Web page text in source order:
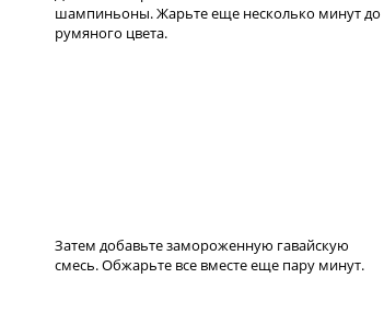
шампиньоны. Жарьте еще несколько минут до
румяного цвета.
Затем добавьте замороженную гавайскую
смесь. Обжарьте все вместе еще пару минут.